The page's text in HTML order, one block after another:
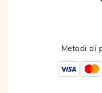
Metodi di